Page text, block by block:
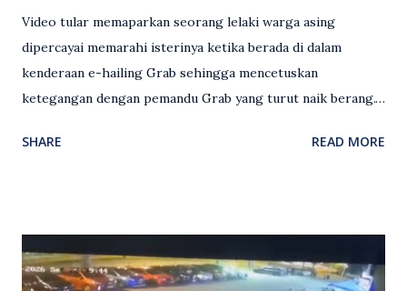
Video tular memaparkan seorang lelaki warga asing
dipercayai memarahi isterinya ketika berada di dalam
kenderaan e-hailing Grab sehingga mencetuskan
ketegangan dengan pemandu Grab yang turut naik berang.
antara seorang lelaki warga asing dengan pemandu Grab
Grab bertindak mempertahankan wanita terbabit sebelum
berlaku pertikaman lidah antara kedua-dua pihak. Video
SHARE READ MORE